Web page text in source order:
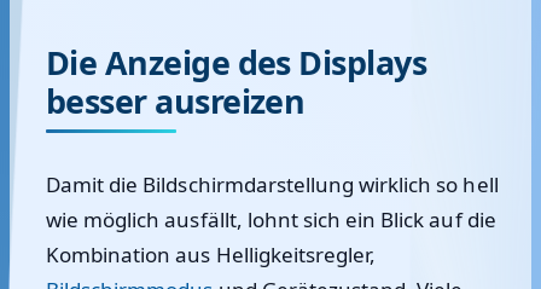
Die Anzeige des Displays
besser ausreizen
Damit die Bildschirmdarstellung wirklich so hell
wie möglich ausfällt, lohnt sich ein Blick auf die
Kombination aus Helligkeitsregler,